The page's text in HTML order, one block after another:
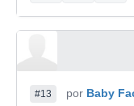
#13 por Baby